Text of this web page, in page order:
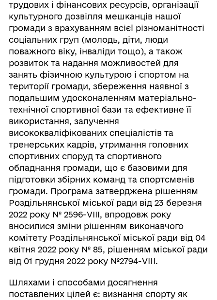
трудових і фінансових ресурсів, організації
культурного дозвілля мешканців нашої
громади з врахуванням всієї різноманітності
соціальних груп (молодь, діти, люди
поважного віку, інваліди тощо), а також
розвиток та надання можливостей для
занять фізичною культурою і спортом на
території громади, збереження наявної з
подальшим удосконаленням матеріально-
технічної спортивної бази та ефективне її
використання, залучення
висококваліфікованих спеціалістів та
тренерських кадрів, утримання головних
спортивних споруд та спортивного
обладнання громади, що є базовими для
підготовки збірних команд та спортсменів
громади. Програма затверджена рішенням
Роздільнянської міської ради від 23 березня
2022 року № 2596-VІІІ, впродовж року
вносилися зміни рішенням виконавчого
комітету Роздільнянської міської ради від 04
квітня 2022 року № 85, рішенням міської ради
від 01 грудня 2022 року №2794-VIII.
Шляхами і способами досягнення
поставлених цілей є: визнання спорту як